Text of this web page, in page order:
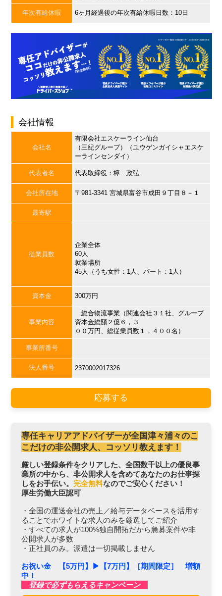
年次有給休暇 6ヶ月経過後の年次有給休暇日数：10日
会社情報
会社名
有限会社エスケーライン仙台
（三紀グループ）（ユウゲンガイシャエスケ
ーラインセンダイ）
代表者名 代表取締役：樟 政弘
会社所在地 〒981-3341 宮城県富谷市成田９丁目８－１
最寄駅
従業員数
企業全体
60人
就業場所
45人（うち女性：1人、パート：1人）
資本金 300万円
事業内容
総合物流事業（関連会社３１社、グループ
資本金総額２億６，３
００万円、総従業員数１，４００名）
事業所番号
法人番号 2370002017326
応募する
専任キャリアアドバイザーが全国津々浦々のこ
こだけの非公開求人、コッソリ教えます！
厳しい登録条件をクリアした、全国数千以上の優良事
業所の中から、非公開求人を含めてあなたのお仕事探
しをお手伝い。 完全無料なのでご安心ください！
厚生労働大臣認可
・全国の運送会社の売上／給与データベースを活用す
ることでホワイトな求人のみを厳選してご紹介
・すべての求人が100%独自開拓だから急募案件や非
公開求人が多数
・正社員のみ。派遣は一切掲載しません
お祝い金 【5万円】▶︎【7万円】［期間限定］ 増額
中！
登録で必ずもらえるキャンペーン